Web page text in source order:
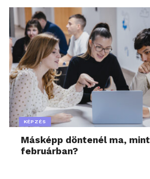
KÉPZÉS
Másképp döntenél ma, mint
februárban?